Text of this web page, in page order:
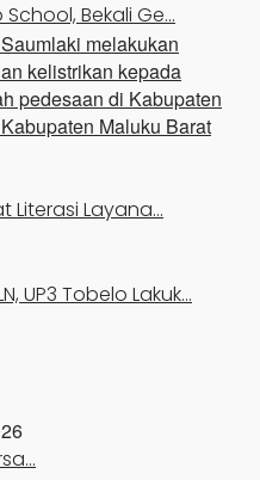
School, Bekali Ge…
Literasi Layana…
UP3 Tobelo Lakuk…